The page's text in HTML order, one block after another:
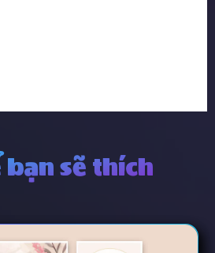
bạn sẽ thích